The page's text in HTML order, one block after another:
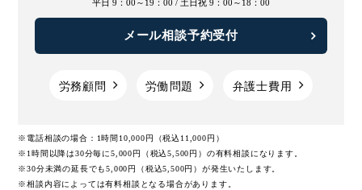
平日 9：00～19：00 / 土日祝 9：00～18：00
メール相談予約受付
労務顧問 労働問題 弁護士費用
※電話相談の場合：1時間10,000円（税込11,000円）
※1時間以降は30分毎に5,000円（税込5,500円）の有料相談になります。
※30分未満の延長でも5,000円（税込5,500円）が発生いたします。
※相談内容によっては有料相談となる場合があります。